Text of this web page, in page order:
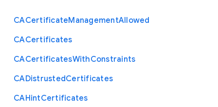
CACertificateManagementAllowed
CACertificates
CACertificatesWithConstraints
CADistrustedCertificates
CAHintCertificates